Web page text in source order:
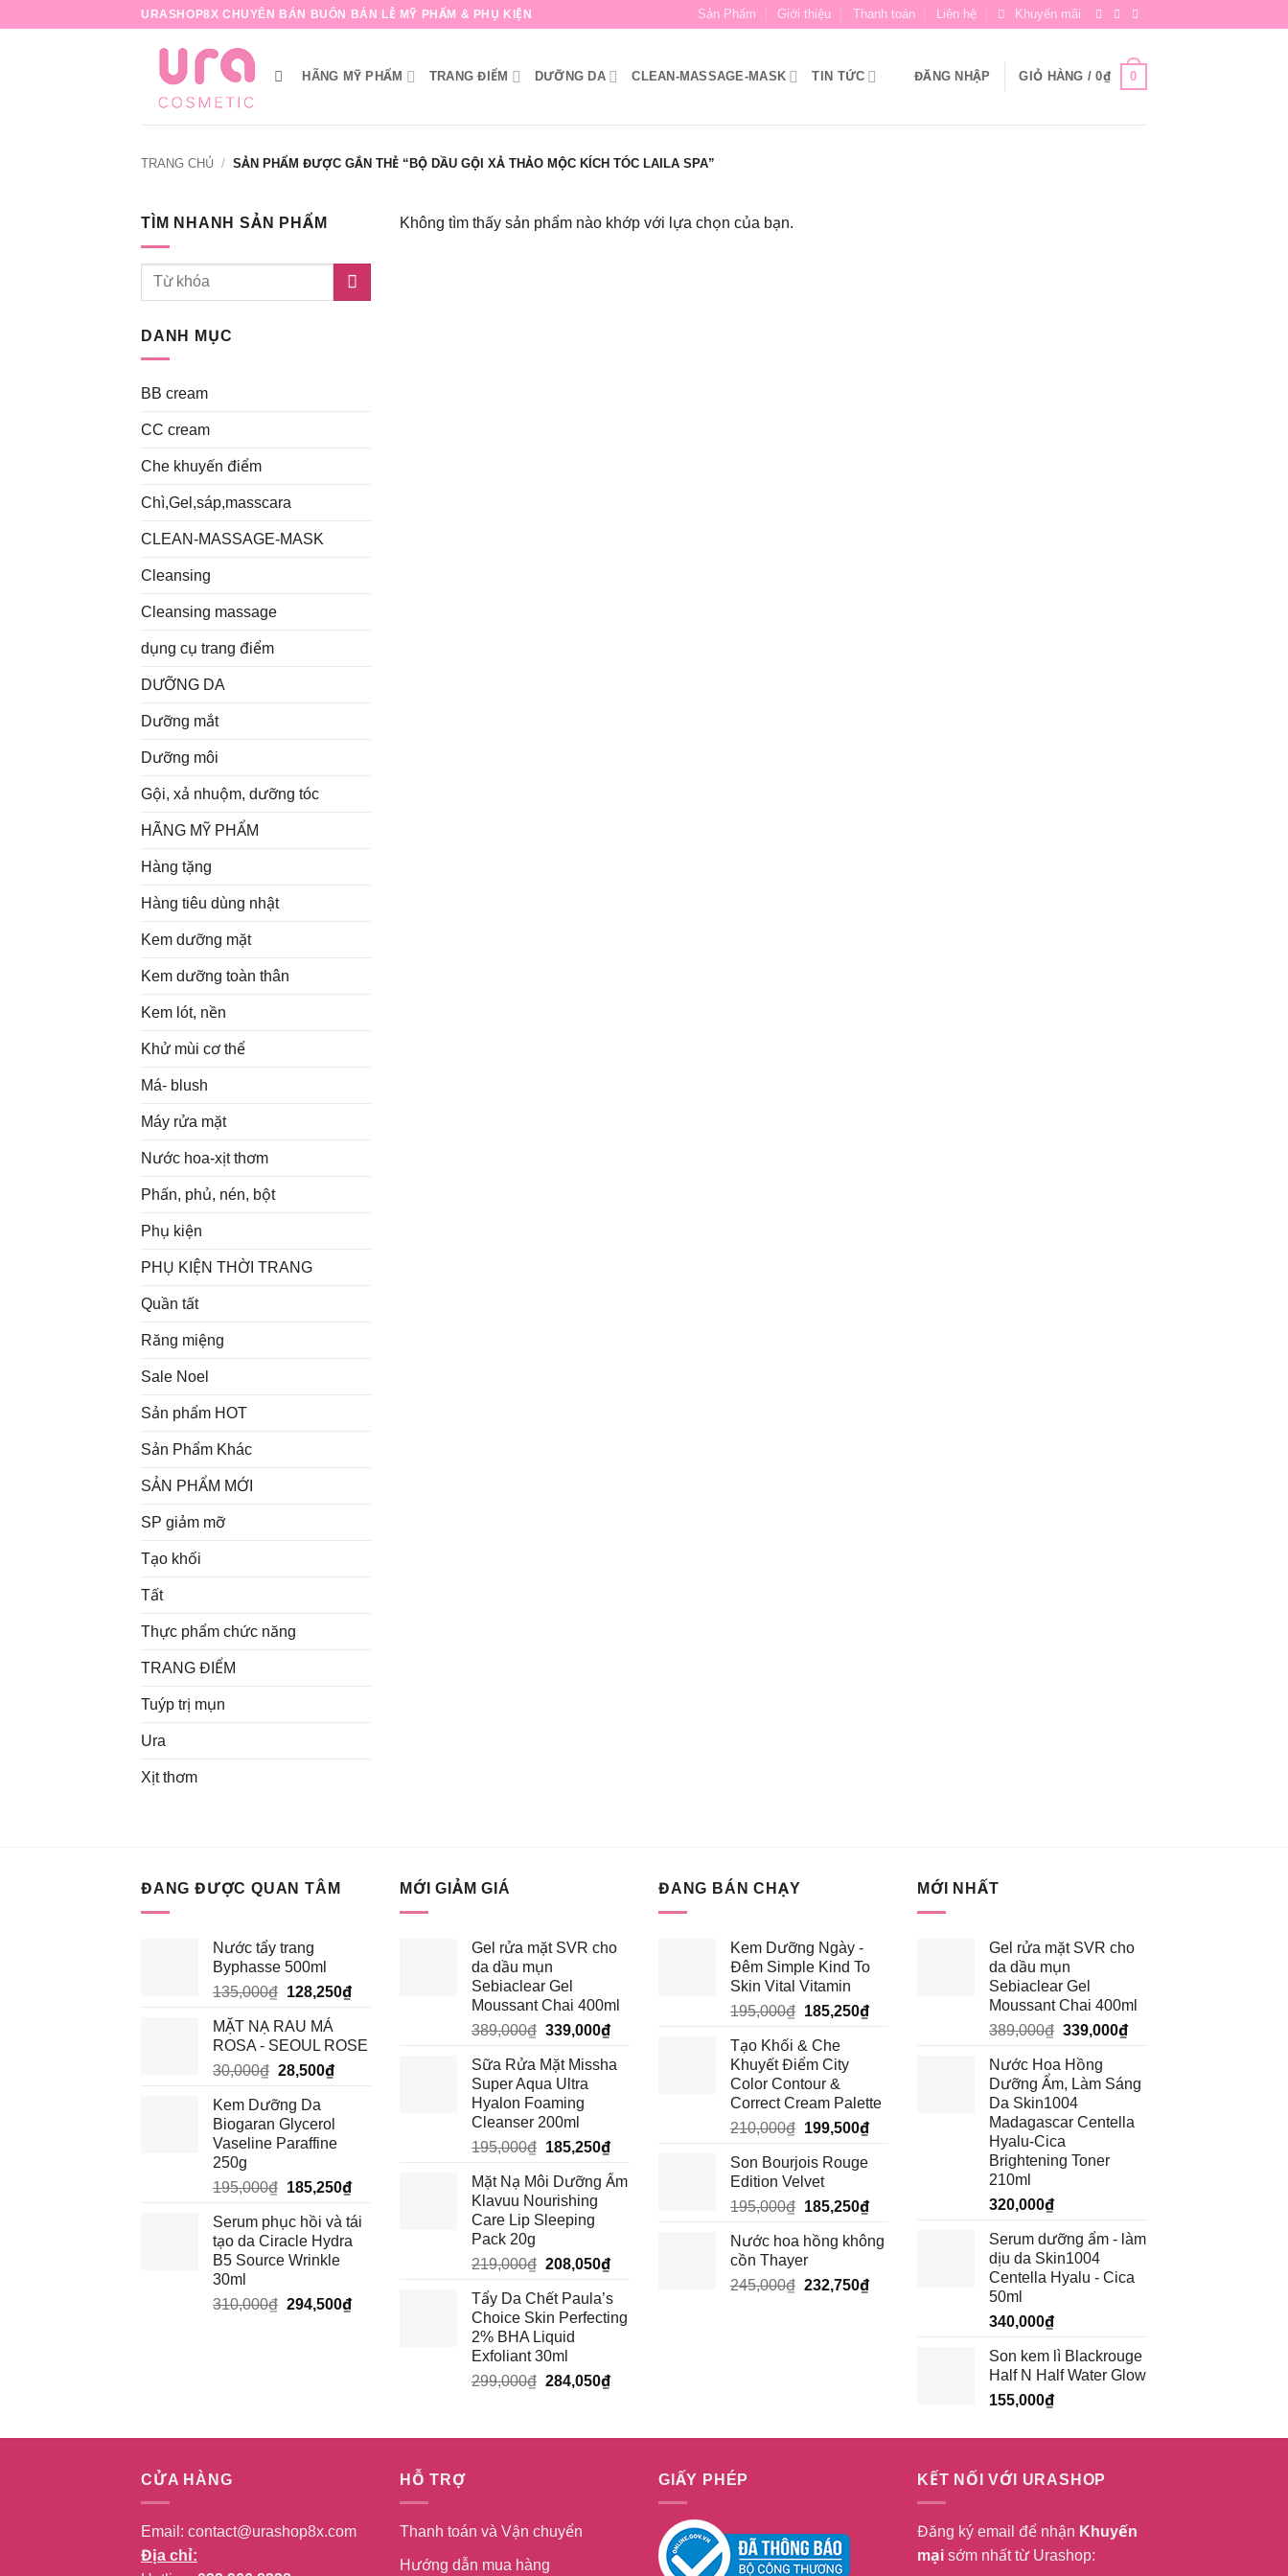
URASHOP8X CHUYÊN BÁN BUÔN BÁN LẺ MỸ PHẨM & PHỤ KIỆN Sản Phẩm Giới thiệu Thanh toán Liên hệ Khuyến mãi
HÃNG MỸ PHẨM TRANG ĐIỂM DƯỠNG DA CLEAN-MASSAGE-MASK TIN TỨC ĐĂNG NHẬP GIỎ HÀNG /0₫ 0
TRANG CHỦ / SẢN PHẨM ĐƯỢC GẮN THẺ “BỘ DẦU GỘI XẢ THẢO MỘC KÍCH TÓC LAILA SPA”
TÌM NHANH SẢN PHẨM
Tìm
DANH MỤC
BB cream
CC cream
Che khuyến điểm
Chì,Gel,sáp,masscara
CLEAN-MASSAGE-MASK
Cleansing
Cleansing massage
dụng cụ trang điểm
DƯỠNG DA
Dưỡng mắt
Dưỡng môi
Gội, xả nhuộm, dưỡng tóc
HÃNG MỸ PHẨM
Hàng tặng
Hàng tiêu dùng nhật
Kem dưỡng mặt
Kem dưỡng toàn thân
Kem lót, nền
Khử mùi cơ thể
Má- blush
Máy rửa mặt
Nước hoa-xịt thơm
Phấn, phủ, nén, bột
Phụ kiện
PHỤ KIỆN THỜI TRANG
Quần tất
Răng miệng
Sale Noel
Sản phẩm HOT
Sản Phẩm Khác
SẢN PHẨM MỚI
SP giảm mỡ
Tạo khối
Tất
Thực phẩm chức năng
TRANG ĐIỂM
Tuýp trị mụn
Ura
Xịt thơm
Không tìm thấy sản phẩm nào khớp với lựa chọn của bạn.
ĐANG ĐƯỢC QUAN TÂM
Nước tẩy trang
Byphasse 500ml
135,000₫ Giá
là:
135,000₫.
128,250₫Giá
là:
MẶT NẠ RAU MÁ
ROSA - SEOUL ROSE
30,000₫ Giá
là:
30,000₫.
28,500₫Giá
là:
28,500₫.
Kem Dưỡng Da
Biogaran Glycerol
Vaseline Paraffine
250g
195,000₫ Giá
là:
195,000₫.
185,250₫Giá
tại
là:
Serum phục hồi và tái
tạo da Ciracle Hydra
B5 Source Wrinkle
30ml
310,000₫ Giá
294,500₫Giá
MỚI GIẢM GIÁ
Gel rửa mặt SVR cho
da dầu mụn
Sebiaclear Gel
Moussant Chai 400ml
389,000₫ Giá
là:
389,000₫.
339,000₫Giá
tại
Sữa Rửa Mặt Missha
Super Aqua Ultra
Hyalon Foaming
Cleanser 200ml
195,000₫ Giá
là:
195,000₫.
185,250₫Giá
tại
Mặt Nạ Môi Dưỡng Ẩm
Klavuu Nourishing
Care Lip Sleeping
Pack 20g
219,000₫ Giá
là:
219,000₫.
208,050₫Giá
tại
là:
Tẩy Da Chết Paula’s
Choice Skin Perfecting
2% BHA Liquid
Exfoliant 30ml
299,000₫ Giá
299,000₫.
284,050₫Giá
là:
ĐANG BÁN CHẠY
Kem Dưỡng Ngày -
Đêm Simple Kind To
Skin Vital Vitamin
195,000₫ Giá
là:
195,000₫.
185,250₫Giá
Tạo Khối & Che
Khuyết Điểm City
Color Contour &
Correct Cream Palette
210,000₫ Giá
là:
210,000₫.
199,500₫Giá
tại
199,500₫.
Son Bourjois Rouge
Edition Velvet
195,000₫ Giá
là:
195,000₫.
185,250₫Giá
tại
185,250₫.
Nước hoa hồng không
cồn Thayer
245,000₫ Giá
232,750₫Giá
MỚI NHẤT
Gel rửa mặt SVR cho
da dầu mụn
Sebiaclear Gel
Moussant Chai 400ml
389,000₫ Giá
là:
389,000₫.
339,000₫Giá
là:
Nước Hoa Hồng
Dưỡng Ẩm, Làm Sáng
Da Skin1004
Madagascar Centella
Hyalu-Cica
Brightening Toner
210ml
320,000₫
Serum dưỡng ẩm - làm
dịu da Skin1004
Centella Hyalu - Cica
50ml
340,000₫
Son kem lì Blackrouge
Half N Half Water Glow
155,000₫
CỬA HÀNG
Email: contact@urashop8x.com
Địa chỉ:
HỖ TRỢ
Thanh toán và Vận chuyển
Hướng dẫn mua hàng
GIẤY PHÉP KẾT NỐI VỚI URASHOP
Đăng ký email để nhận Khuyến
mại sớm nhất từ Urashop: